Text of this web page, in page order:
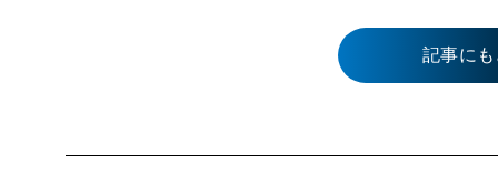
記事に